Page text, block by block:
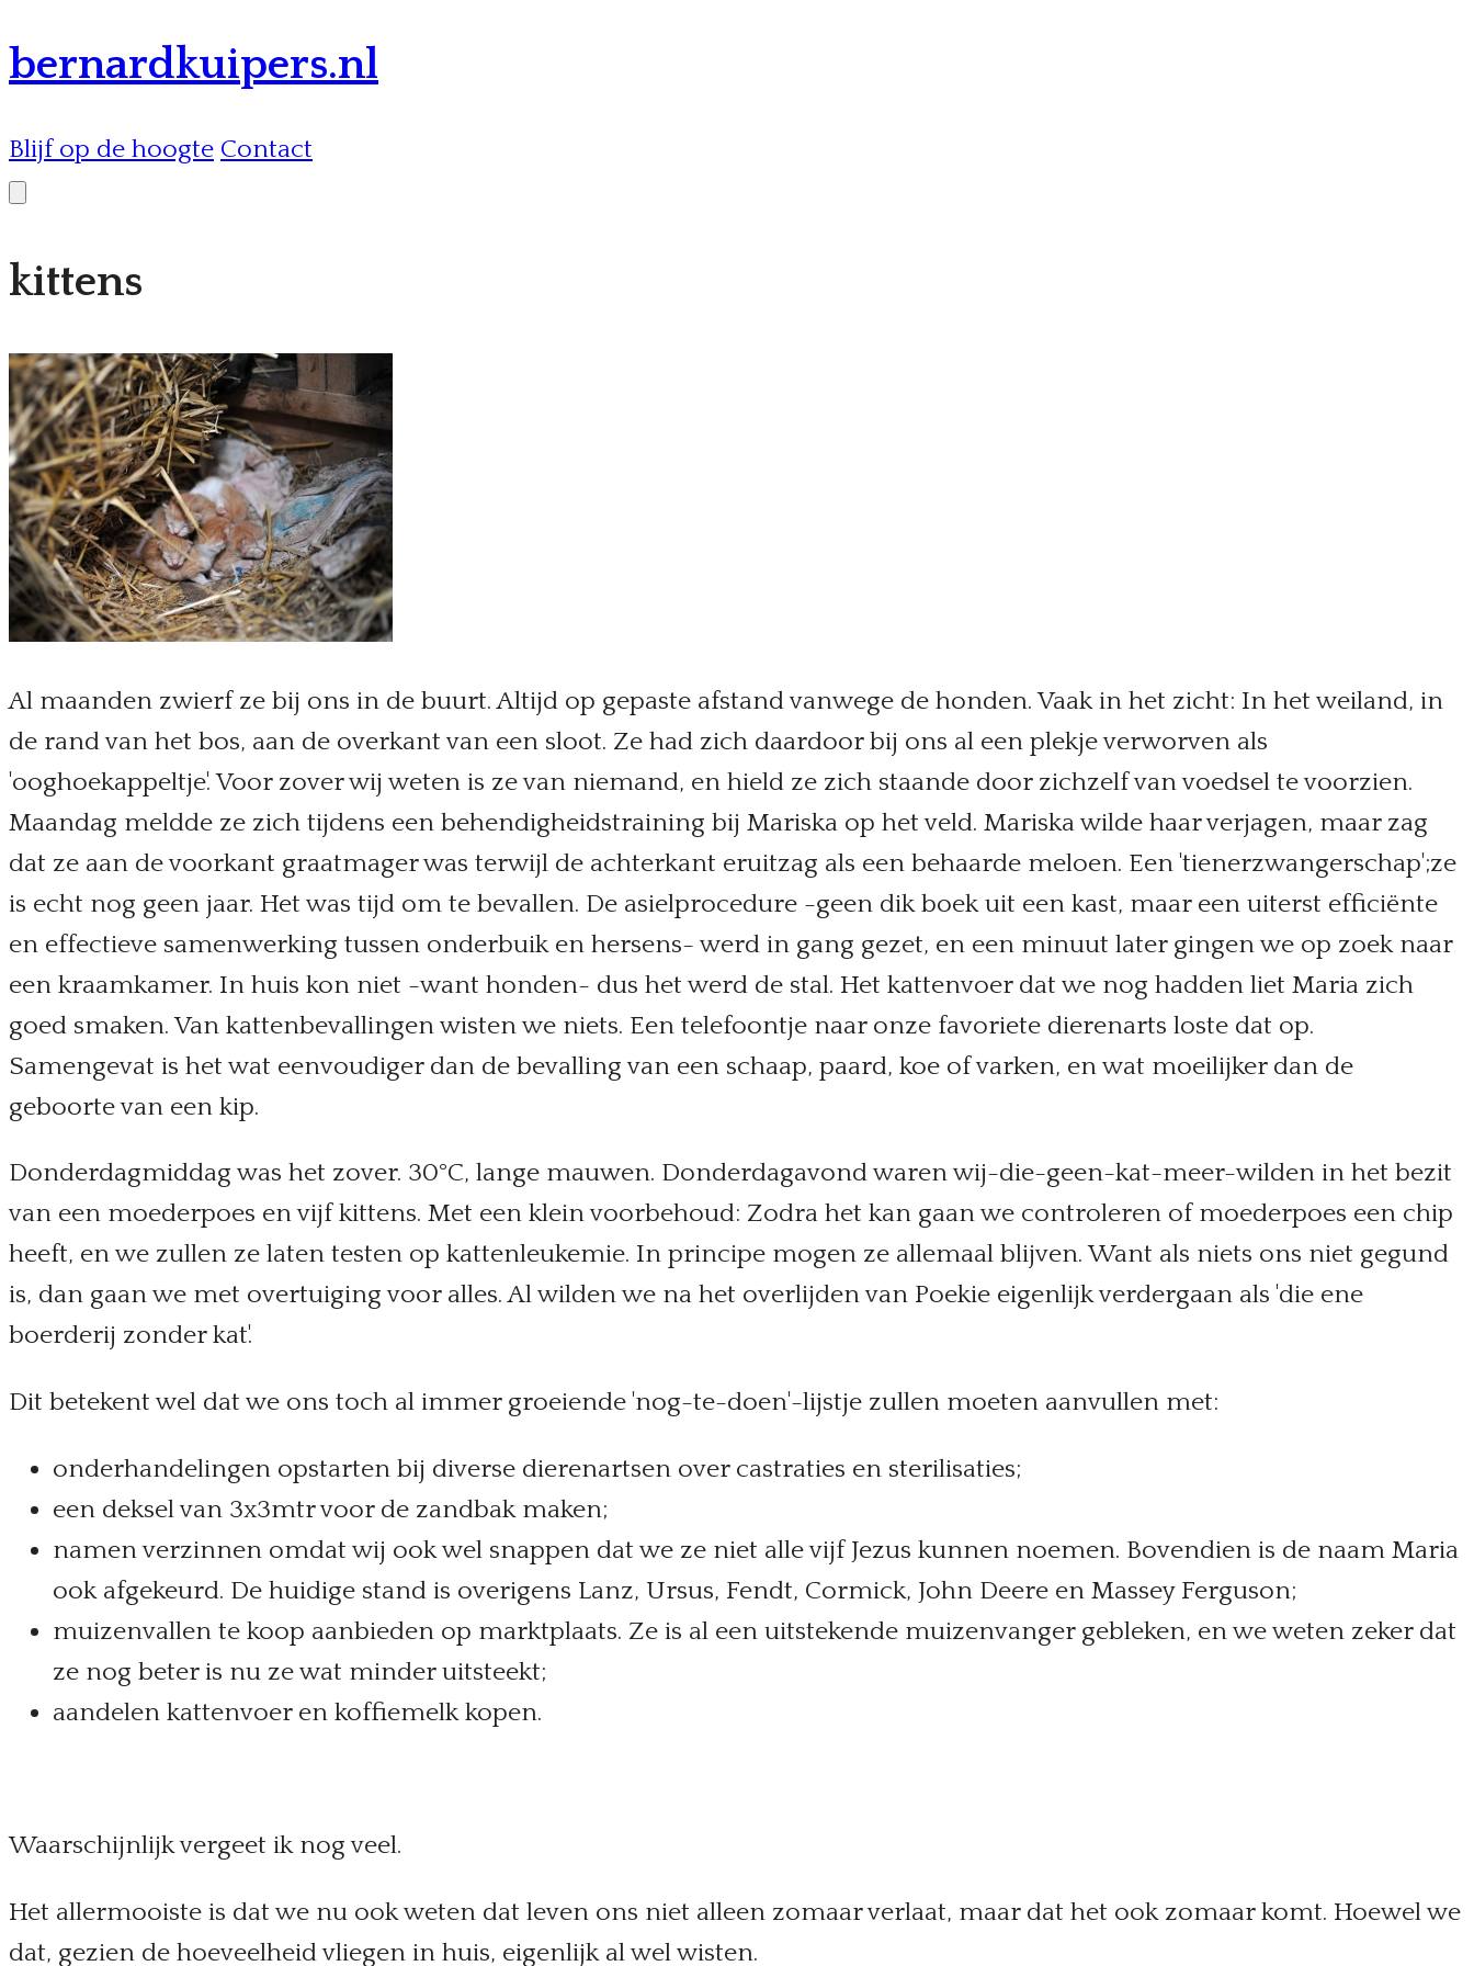
bernardkuipers.nl
Blijf op de hoogte Contact
kittens
Al maanden zwierf ze bij ons in de buurt. Altijd op gepaste afstand vanwege de honden. Vaak in het zicht: In het weiland, in
de rand van het bos, aan de overkant van een sloot. Ze had zich daardoor bij ons al een plekje verworven als
'ooghoekappeltje'. Voor zover wij weten is ze van niemand, en hield ze zich staande door zichzelf van voedsel te voorzien.
Maandag meldde ze zich tijdens een behendigheidstraining bij Mariska op het veld. Mariska wilde haar verjagen, maar zag
dat ze aan de voorkant graatmager was terwijl de achterkant eruitzag als een behaarde meloen. Een 'tienerzwangerschap';ze
is echt nog geen jaar. Het was tijd om te bevallen. De asielprocedure -geen dik boek uit een kast, maar een uiterst efficiënte
en effectieve samenwerking tussen onderbuik en hersens- werd in gang gezet, en een minuut later gingen we op zoek naar
een kraamkamer. In huis kon niet -want honden- dus het werd de stal. Het kattenvoer dat we nog hadden liet Maria zich
goed smaken. Van kattenbevallingen wisten we niets. Een telefoontje naar onze favoriete dierenarts loste dat op.
Samengevat is het wat eenvoudiger dan de bevalling van een schaap, paard, koe of varken, en wat moeilijker dan de
geboorte van een kip.
Donderdagmiddag was het zover. 30°C, lange mauwen. Donderdagavond waren wij-die-geen-kat-meer-wilden in het bezit
van een moederpoes en vijf kittens. Met een klein voorbehoud: Zodra het kan gaan we controleren of moederpoes een chip
heeft, en we zullen ze laten testen op kattenleukemie. In principe mogen ze allemaal blijven. Want als niets ons niet gegund
is, dan gaan we met overtuiging voor alles. Al wilden we na het overlijden van Poekie eigenlijk verdergaan als 'die ene
boerderij zonder kat'.
Dit betekent wel dat we ons toch al immer groeiende 'nog-te-doen'-lijstje zullen moeten aanvullen met:
onderhandelingen opstarten bij diverse dierenartsen over castraties en sterilisaties;
een deksel van 3x3mtr voor de zandbak maken;
namen verzinnen omdat wij ook wel snappen dat we ze niet alle vijf Jezus kunnen noemen. Bovendien is de naam Maria
ook afgekeurd. De huidige stand is overigens Lanz, Ursus, Fendt, Cormick, John Deere en Massey Ferguson;
muizenvallen te koop aanbieden op marktplaats. Ze is al een uitstekende muizenvanger gebleken, en we weten zeker dat
ze nog beter is nu ze wat minder uitsteekt;
aandelen kattenvoer en koffiemelk kopen.
Waarschijnlijk vergeet ik nog veel.
Het allermooiste is dat we nu ook weten dat leven ons niet alleen zomaar verlaat, maar dat het ook zomaar komt. Hoewel we
dat, gezien de hoeveelheid vliegen in huis, eigenlijk al wel wisten.